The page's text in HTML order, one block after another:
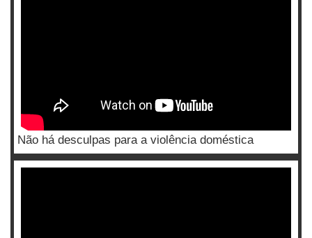
Não há desculpas para a violência doméstica